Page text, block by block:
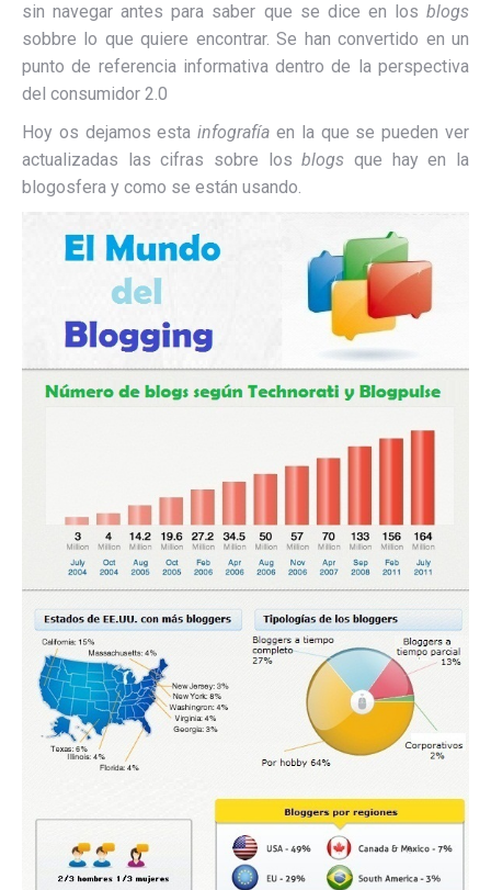
sin navegar antes para saber que se dice en los blogs
sobbre lo que quiere encontrar. Se han convertido en un
punto de referencia informativa dentro de la perspectiva
del consumidor 2.0
Hoy os dejamos estainfografía en la que se pueden ver
actualizadas las cifras sobre losblogs que hay en la
blogosfera y como se están usando.